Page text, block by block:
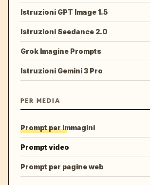
Istruzioni GPT Image 1.5
Istruzioni Seedance 2.0
Grok Imagine Prompts
Istruzioni Gemini 3 Pro
PER MEDIA
Prompt per immagini
Prompt video
Prompt per pagine web